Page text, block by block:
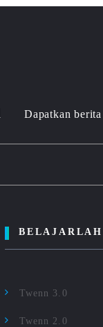
Dapatkan
Twenn 3.0
Twenn 2.0